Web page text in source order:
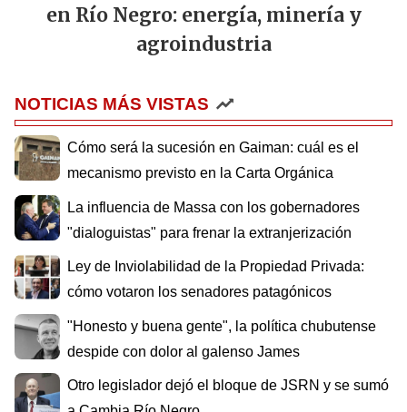
en Río Negro: energía, minería y
agroindustria
NOTICIAS MÁS VISTAS
Cómo será la sucesión en Gaiman: cuál es el
mecanismo previsto en la Carta Orgánica
La influencia de Massa con los gobernadores
"dialoguistas" para frenar la extranjerización
Ley de Inviolabilidad de la Propiedad Privada:
cómo votaron los senadores patagónicos
"Honesto y buena gente", la política chubutense
despide con dolor al galenso James
Otro legislador dejó el bloque de JSRN y se sumó